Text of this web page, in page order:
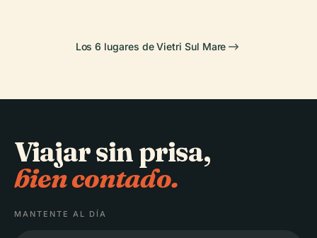
Los 6 lugares de Vietri Sul Mare
Viajar sin prisa,
bien contado.
MANTENTE AL DÍA